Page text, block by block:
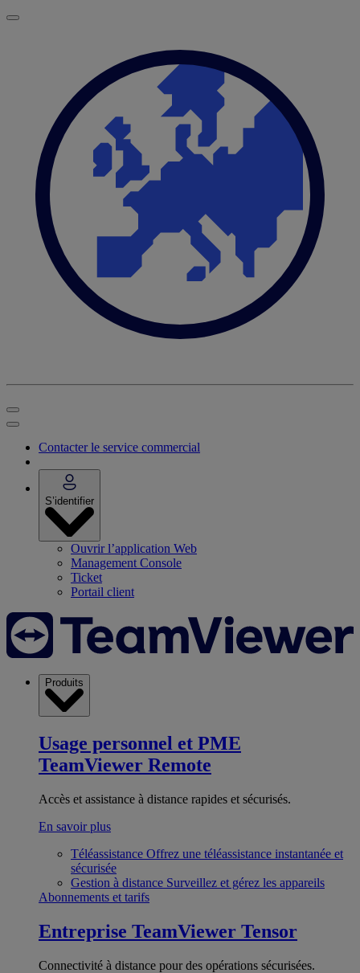
Contacter le service commercial
S’identifier
Ouvrir l’application Web
Management Console
Ticket
Portail client
Produits
Usage personnel et PME
TeamViewer Remote
Accès et assistance à distance rapides et sécurisés.
En savoir plus
Téléassistance Offrez une téléassistance instantanée et
sécurisée
Gestion à distance Surveillez et gérez les appareils
Abonnements et tarifs
Entreprise TeamViewer Tensor
Connectivité à distance pour des opérations sécurisées.